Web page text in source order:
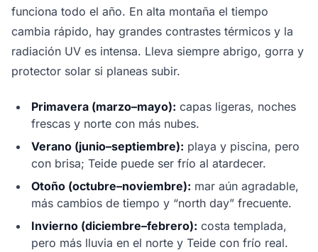
funciona todo el año. En alta montaña el tiempo
cambia rápido, hay grandes contrastes térmicos y la
radiación UV es intensa. Lleva siempre abrigo, gorra y
protector solar si planeas subir.
Primavera (marzo–mayo): capas ligeras, noches
frescas y norte con más nubes.
Verano (junio–septiembre): playa y piscina, pero
con brisa; Teide puede ser frío al atardecer.
Otoño (octubre–noviembre): mar aún agradable,
más cambios de tiempo y “north day” frecuente.
Invierno (diciembre–febrero): costa templada,
pero más lluvia en el norte y Teide con frío real.